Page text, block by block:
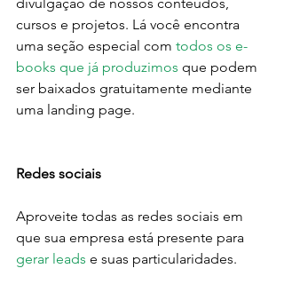
divulgação de nossos conteúdos,
cursos e projetos. Lá você encontra
uma seção especial com todos os e-
books que já produzimos que podem
ser baixados gratuitamente mediante
uma landing page.
Redes sociais
Aproveite todas as redes sociais em
que sua empresa está presente para
gerar leads e suas particularidades.